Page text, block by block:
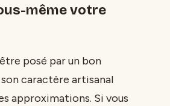
même votre
posé par un bon
caractère artisanal
approximations. Si vous